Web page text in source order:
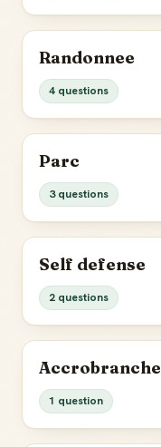
Randonnee
4 questions
Parc
3 questions
Self defense
2 questions
Accrobranche
1 question